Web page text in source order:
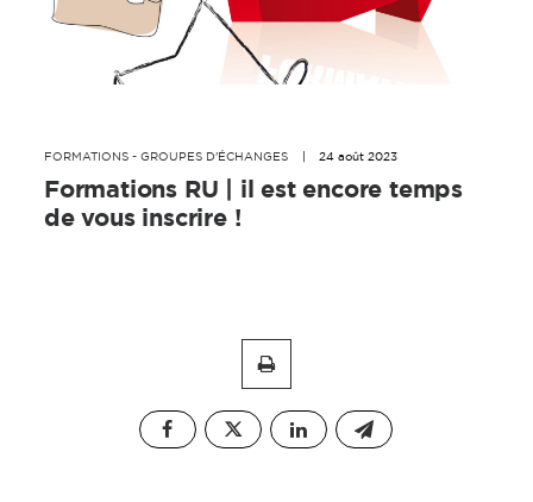
FORMATIONS - GROUPES D'ÉCHANGES 24 août 2023
Formations RU | il est encore temps
de vous inscrire !